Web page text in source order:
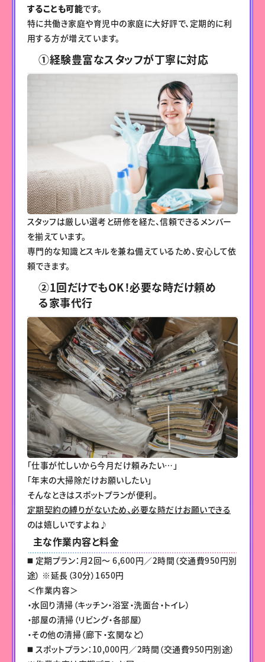
することも可能です。
特に共働き家庭や育児中の家庭に大好評で、定期的に利
用する方が増えています。
①経験豊富なスタッフが丁寧に対応
スタッフは厳しい選考と研修を経た、信頼できるメンバー
を揃えています。
専門的な知識とスキルを兼ね備えているため、安心して依
頼できます。
②1回だけでもOK！必要な時だけ頼め
る家事代行
「仕事が忙しいから今月だけ頼みたい…」
「年末の大掃除だけお願いしたい」
そんなときはスポットプランが便利。
定期契約の縛りがないため、必要な時だけお願いできる
のは嬉しいですよね♪
主な作業内容と料金
◼️ 定期プラン：月2回〜 6,600円／2時間（交通費950円別
途） ※延長（30分）1650円
＜作業内容＞
・水回り清掃（キッチン・浴室・洗面台・トイレ）
・部屋の清掃（リビング・各部屋）
・その他の清掃（廊下・玄関など）
◼️ スポットプラン：10,000円／2時間（交通費950円別途）